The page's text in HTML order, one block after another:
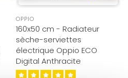
OPPIO
160x50 cm - Radiateur
sèche-serviettes
électrique Oppio ECO
Digital Anthracite